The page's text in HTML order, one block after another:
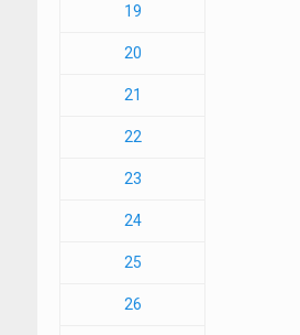
19
20
21
22
23
24
25
26